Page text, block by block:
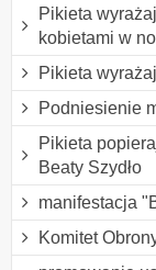
Pikieta
kobietami w
Pikieta
Podniesienie
Pikieta
Beaty Szydło
manifestacja
Komitet